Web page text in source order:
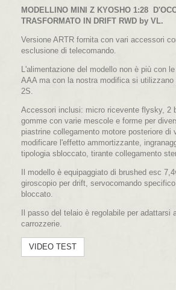
MODELLINO MINI Z KYOSHO 1:28
TRASFORMATO IN DRIFT RWD by VL.
Versione ARTR fornita con vari accessori
esclusione di telecomando.
L'alimentazione del modello non è più con
AAA ma con la nostra modifica si
2S.
Accessori inclusi: micro ricevente flysky, 2
gomme con varie mescole e forme per
piastrine collegamento motore posteriore di
modificare l'effetto ammortizzante,
tipologia sbloccato, tirante collegamento
Il modello è equipaggiato di brushed esc
giroscopio per drift, servocomando
bloccato.
Il passo del telaio è regolabile per adattarsi
carrozzerie.
VIDEO TEST